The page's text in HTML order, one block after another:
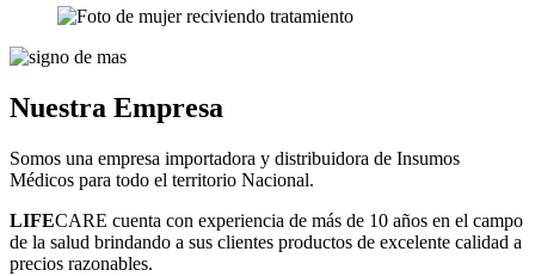
Nuestra Empresa
Somos una empresa importadora y distribuidora de Insumos
Médicos para todo el territorio Nacional.
LIFECARE cuenta con experiencia de más de 10 años en el campo
de la salud brindando a sus clientes productos de excelente calidad a
precios razonables.